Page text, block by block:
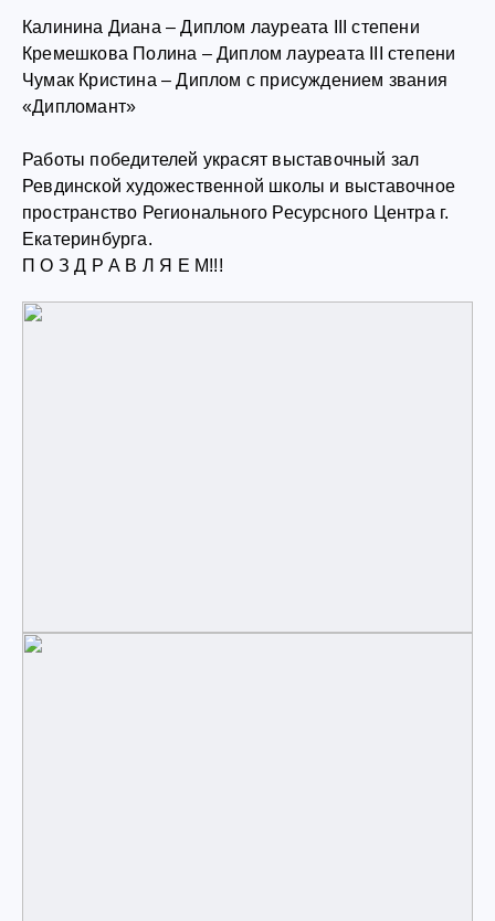
Калинина Диана – Диплом лауреата III степени
Кремешкова Полина – Диплом лауреата III степени
Чумак Кристина – Диплом с присуждением звания
«Дипломант»
Работы победителей украсят выставочный зал
Ревдинской художественной школы и выставочное
пространство Регионального Ресурсного Центра г.
Екатеринбурга.
П О З Д Р А В Л Я Е М!!!